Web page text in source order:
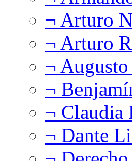
¬ Arturo
¬ Arturo
¬
¬
¬ Claudia
¬ Dante